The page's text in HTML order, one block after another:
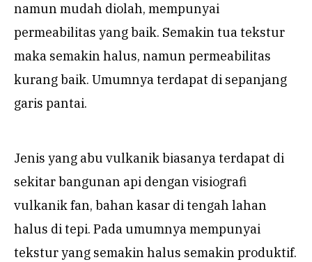
namun mudah diolah, mempunyai
permeabilitas yang baik. Semakin tua tekstur
maka semakin halus, namun permeabilitas
kurang baik. Umumnya terdapat di sepanjang
garis pantai.
Jenis yang abu vulkanik biasanya terdapat di
sekitar bangunan api dengan visiografi
vulkanik fan, bahan kasar di tengah lahan
halus di tepi. Pada umumnya mempunyai
tekstur yang semakin halus semakin produktif.